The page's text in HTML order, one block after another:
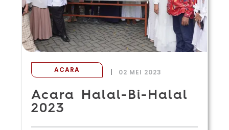
ACARA 02 MEI 2023
Acara Halal-Bi-Halal
2023